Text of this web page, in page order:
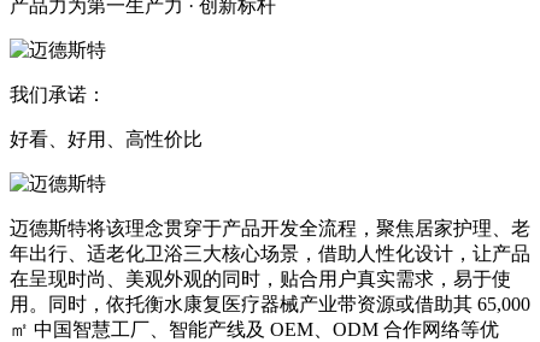
产品力为第一生产力 · 创新标杆
我们承诺：
好看、好用、高性价比
迈德斯特将该理念贯穿于产品开发全流程，聚焦居家护理、老
年出行、适老化卫浴三大核心场景，借助人性化设计，让产品
在呈现时尚、美观外观的同时，贴合用户真实需求，易于使
用。同时，依托衡水康复医疗器械产业带资源或借助其 65,000
㎡ 中国智慧工厂、智能产线及 OEM、ODM 合作网络等优